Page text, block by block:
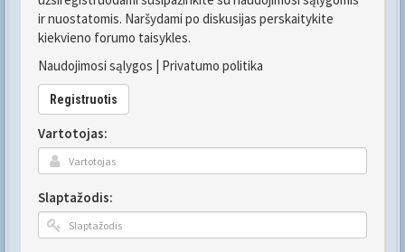
ir nuostatomis. Naršydami po diskusijas perskaitykite
kiekvieno forumo taisykles.
Naudojimosi sąlygos | Privatumo politika
Registruotis
Vartotojas:
Slaptažodis: